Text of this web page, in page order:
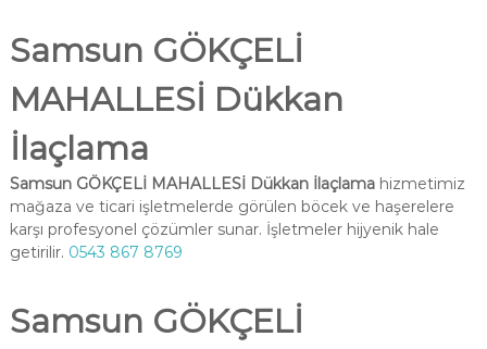
Samsun GÖKÇELİ
MAHALLESİ Dükkan
İlaçlama
Samsun GÖKÇELİ MAHALLESİ Dükkan İlaçlamahizmetimiz
mağaza ve ticari işletmelerde görülen böcek ve haşerelere
karşı profesyonel çözümler sunar. İşletmeler hijyenik hale
getirilir. 0543 867 8769
Samsun GÖKÇELİ